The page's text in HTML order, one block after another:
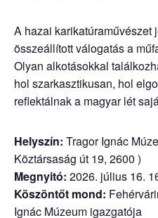
A hazai
összeállított válogatás a
Olyan alkotásokkal
hol szarkasztikusan, hol
reflektálnak a magyar lét
Helyszín: Tragor Ignác
Köztársaság út 19, 2600 )
Megnyitó: 2026. július 16.
Köszöntőt mond:
Ignác Múzeum igazgatója